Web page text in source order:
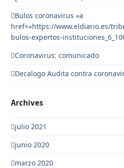
Bulos coronavirus «a
href=»https://www.eldiario.es/
bulos-expertos-
Coronavirus: comunicado
Decalogo Audita contra
Archives
julio 2021
junio 2020
marzo 2020